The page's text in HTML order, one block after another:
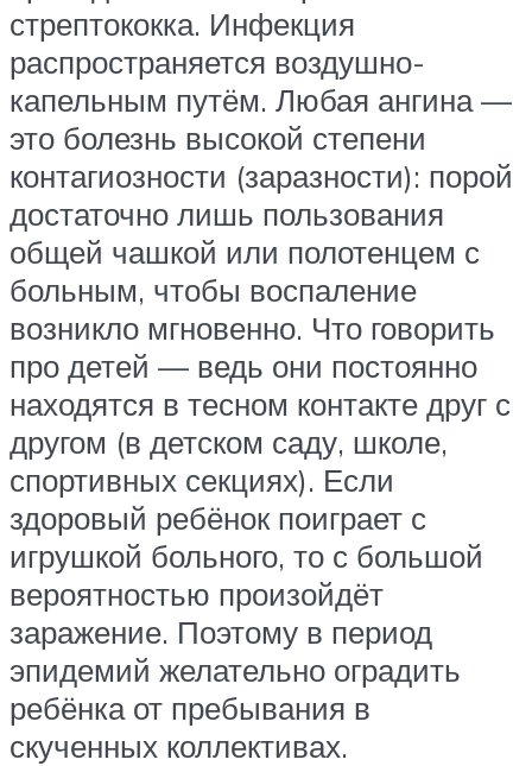
стрептококка. Инфекция
распространяется воздушно-
капельным путём. Любая ангина —
это болезнь высокой степени
контагиозности (заразности): порой
достаточно лишь пользования
общей чашкой или полотенцем с
больным, чтобы воспаление
возникло мгновенно. Что говорить
про детей — ведь они постоянно
находятся в тесном контакте друг с
другом (в детском саду, школе,
спортивных секциях). Если
здоровый ребёнок поиграет с
игрушкой больного, то с большой
вероятностью произойдёт
заражение. Поэтому в период
эпидемий желательно оградить
ребёнка от пребывания в
скученных коллективах.